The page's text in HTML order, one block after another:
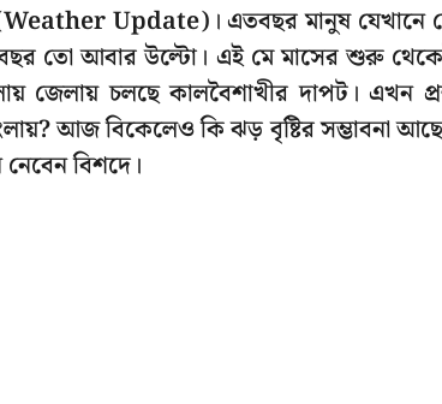
(Weather Update)। এতবছর মানুষ যেখানে
বছর তো আবার উল্টো। এই মে মাসের শুরু
জেলায় চলছে কালবৈশাখীর দাপট। এখন
আজ বিকেলেও কি ঝড় বৃষ্টির সম্ভাবনা
বিশদে।